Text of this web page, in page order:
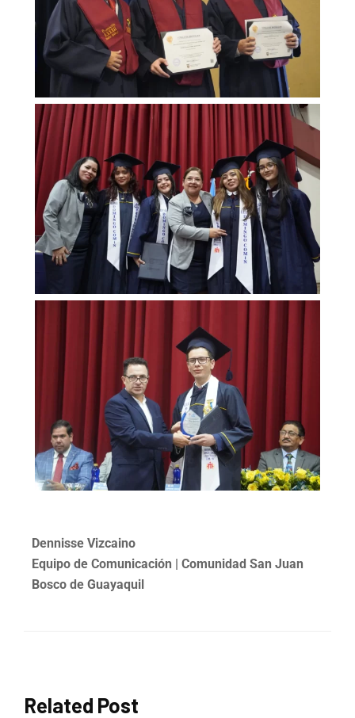
Dennisse Vizcaino
Equipo de Comunicación | Comunidad San Juan
Bosco de Guayaquil
Related Post